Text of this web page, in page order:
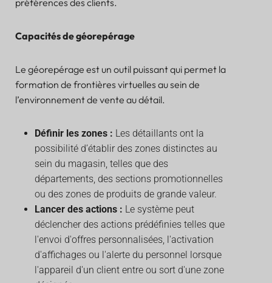
Capacités de géorepérage
Le géorepérage est un outil puissant qui permet la
formation de frontières virtuelles au sein de
l’environnement de vente au détail.
Définir les zones : Les détaillants ont la
possibilité d’établir des zones distinctes au
sein du magasin, telles que des
départements, des sections promotionnelles
ou des zones de produits de grande valeur.
Lancer des actions : Le système peut
déclencher des actions prédéfinies telles que
l'envoi d'offres personnalisées, l'activation
d'affichages ou l'alerte du personnel lorsque
l'appareil d'un client entre ou sort d'une zone